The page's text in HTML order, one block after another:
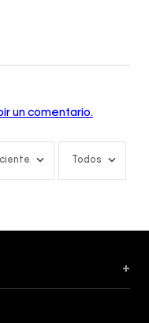
un comentario.
Todos
+